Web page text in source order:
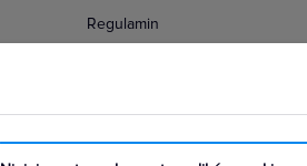
Regulamin